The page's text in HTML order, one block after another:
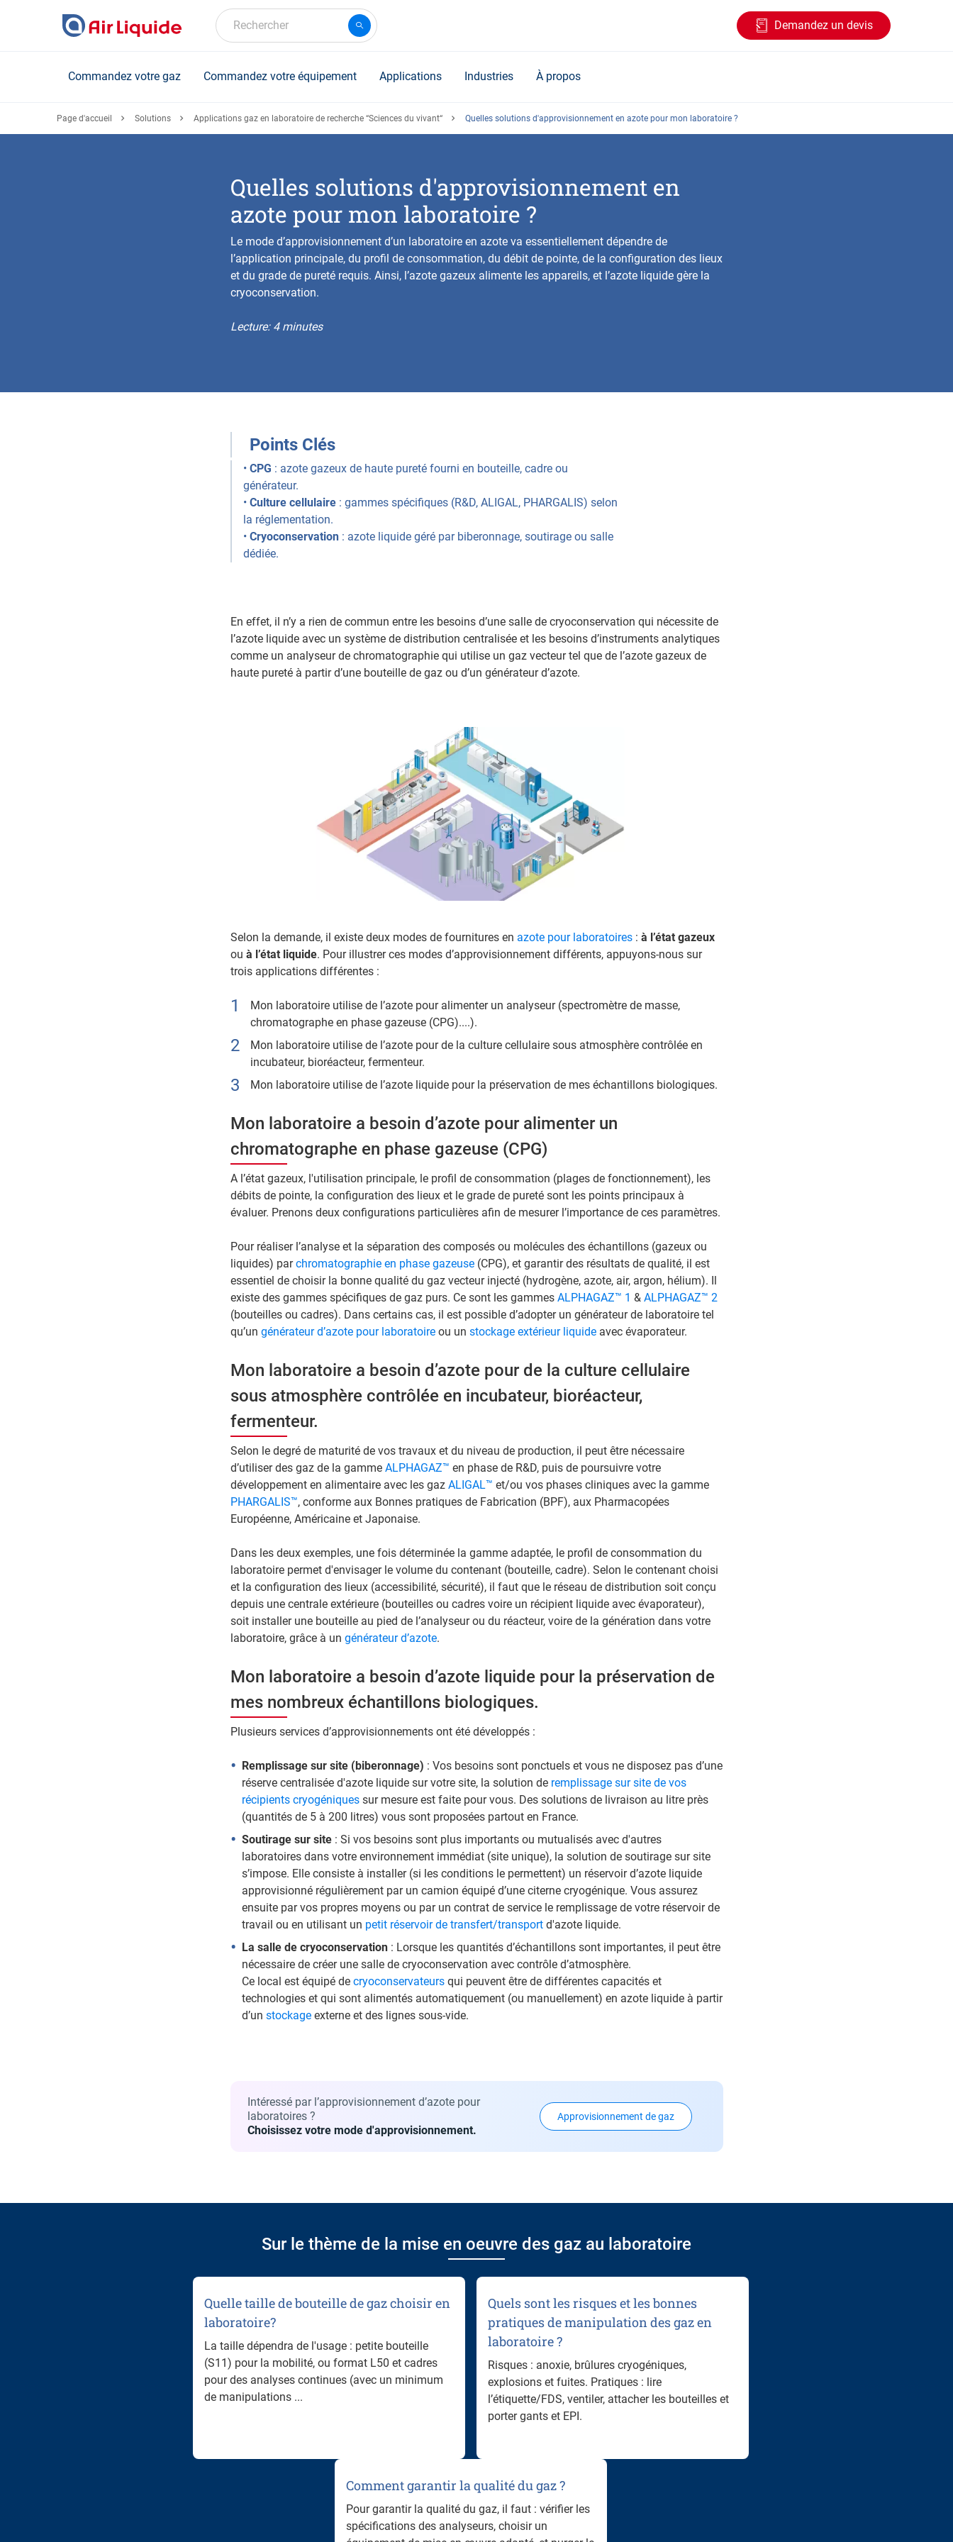
Rechercher Demandez un devis
Commandez votre gaz Commandez votre équipement Applications Industries À propos
Page d'accueil Solutions Applications gaz en laboratoire de recherche “Sciences du vivant“ Quelles solutions d'approvisionnement en azote pour mon laboratoire ?
Quelles solutions d'approvisionnement en
azote pour mon laboratoire ?
Le mode d’approvisionnement d’un laboratoire en azote va essentiellement dépendre de
l’application principale, du profil de consommation, du débit de pointe, de la configuration des lieux
et du grade de pureté requis. Ainsi, l’azote gazeux alimente les appareils, et l’azote liquide gère la
cryoconservation.
Lecture: 4 minutes
Points Clés
• CPG : azote gazeux de haute pureté fourni en bouteille, cadre ou
générateur.
• Culture cellulaire: gammes spécifiques (R&D, ALIGAL, PHARGALIS) selon
la réglementation.
• Cryoconservation: azote liquide géré par biberonnage, soutirage ou salle
dédiée.
En effet, il n’y a rien de commun entre les besoins d’une salle de cryoconservation qui nécessite de
l’azote liquide avec un système de distribution centralisée et les besoins d’instruments analytiques
comme un analyseur de chromatographie qui utilise un gaz vecteur tel que de l’azote gazeux de
haute pureté à partir d’une bouteille de gaz ou d’un générateur d’azote.
Selon la demande, il existe deux modes de fournitures en azote pour laboratoires: à l’état gazeux
ou à l’état liquide. Pour illustrer ces modes d’approvisionnement différents, appuyons-nous sur
trois applications différentes :
Mon laboratoire utilise de l’azote pour alimenter un analyseur (spectromètre de masse,
chromatographe en phase gazeuse (CPG)....).
Mon laboratoire utilise de l’azote pour de la culture cellulaire sous atmosphère contrôlée en
incubateur, bioréacteur, fermenteur.
Mon laboratoire utilise de l’azote liquide pour la préservation de mes échantillons biologiques.
Mon laboratoire a besoin d’azote pour alimenter un
chromatographe en phase gazeuse (CPG)
A l’état gazeux, l'utilisation principale, le profil de consommation (plages de fonctionnement), les
débits de pointe, la configuration des lieux et le grade de pureté sont les points principaux à
évaluer. Prenons deux configurations particulières afin de mesurer l’importance de ces paramètres.
Pour réaliser l’analyse et la séparation des composés ou molécules des échantillons (gazeux ou
liquides) parchromatographie en phase gazeuse(CPG), et garantir des résultats de qualité, il est
essentiel de choisir la bonne qualité du gaz vecteur injecté (hydrogène, azote, air, argon, hélium). Il
existe des gammes spécifiques de gaz purs. Ce sont les gammes ALPHAGAZ™ 1 & ALPHAGAZ™ 2
(bouteilles ou cadres). Dans certains cas, il est possible d’adopter un générateur de laboratoire tel
qu’un générateur d’azote pour laboratoireou un stockage extérieur liquideavec évaporateur.
Mon laboratoire a besoin d’azote pour de la culture cellulaire
sous atmosphère contrôlée en incubateur, bioréacteur,
fermenteur.
Selon le degré de maturité de vos travaux et du niveau de production, il peut être nécessaire
d’utiliser des gaz de la gamme ALPHAGAZ™ en phase de R&D, puis de poursuivre votre
développement en alimentaire avec les gaz ALIGAL™ et/ou vos phases cliniques avec la gamme
PHARGALIS™, conforme aux Bonnes pratiques de Fabrication (BPF), aux Pharmacopées
Européenne, Américaine et Japonaise.
Dans les deux exemples, une fois déterminée la gamme adaptée, le profil de consommation du
laboratoire permet d'envisager le volume du contenant (bouteille, cadre). Selon le contenant choisi
et la configuration des lieux (accessibilité, sécurité), il faut que le réseau de distribution soit conçu
depuis une centrale extérieure (bouteilles ou cadres voire un récipient liquide avec évaporateur),
soit installer une bouteille au pied de l’analyseur ou du réacteur, voire de la génération dans votre
laboratoire, grâce à un générateur d’azote.
Mon laboratoire a besoin d’azote liquide pour la préservation de
mes nombreux échantillons biologiques.
Plusieurs services d’approvisionnements ont été développés :
Remplissage sur site (biberonnage) : Vos besoins sont ponctuels et vous ne disposez pas d’une
réserve centralisée d'azote liquide sur votre site, la solution de remplissage sur site de vos
récipients cryogéniquessur mesure est faite pour vous. Des solutions de livraison au litre près
(quantités de 5 à 200 litres) vous sont proposées partout en France.
Soutirage sur site: Si vos besoins sont plus importants ou mutualisés avec d'autres
laboratoires dans votre environnement immédiat (site unique), la solution de soutirage sur site
s’impose. Elle consiste à installer (si les conditions le permettent) un réservoir d’azote liquide
approvisionné régulièrement par un camion équipé d’une citerne cryogénique. Vous assurez
ensuite par vos propres moyens ou par un contrat de service le remplissage de votre réservoir de
travail ou en utilisant un petit réservoir de transfert/transportd'azote liquide.
La salle de cryoconservation: Lorsque les quantités d’échantillons sont importantes, il peut être
nécessaire de créer une salle de cryoconservation avec contrôle d’atmosphère.
Ce local est équipé de cryoconservateurs qui peuvent être de différentes capacités et
technologies et qui sont alimentés automatiquement (ou manuellement) en azote liquide à partir
d’un stockage externe et des lignes sous-vide.
Intéressé par l’approvisionnement d’azote pour
laboratoires ?
Choisissez votre mode d'approvisionnement.
Approvisionnement de gaz
Sur le thème de la mise en oeuvre des gaz au laboratoire
Quelle taille de bouteille de gaz choisir en
laboratoire?
La taille dépendra de l'usage : petite bouteille
(S11) pour la mobilité, ou format L50 et cadres
pour des analyses continues (avec un minimum
de manipulations ...
Quels sont les risques et les bonnes
pratiques de manipulation des gaz en
laboratoire ?
Risques : anoxie, brûlures cryogéniques,
explosions et fuites. Pratiques : lire
l’étiquette/FDS, ventiler, attacher les bouteilles et
porter gants et EPI.
Comment garantir la qualité du gaz ?
Pour garantir la qualité du gaz, il faut : vérifier les
spécifications des analyseurs, choisir un